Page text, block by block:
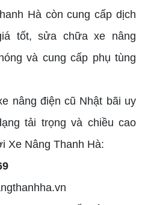
Hà còn cung cấp dịch
tốt, sửa chữa xe nâng
và cung cấp phụ tùng
nâng điện cũ Nhật bãi uy
tải trọng và chiều cao
Xe Nâng Thanh Hà: